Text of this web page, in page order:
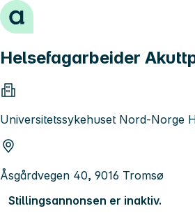
Hopp til innhold
Helsefagarbeider
Universitetssykehuset Nord-Norge
Åsgårdvegen 40, 9016 Tromsø
Stillingsannonsen er inaktiv.